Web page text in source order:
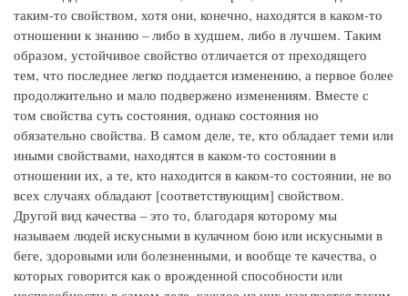
таким-то свойством, хотя они, конечно, находятся в каком-то
отношении к знанию – либо в худшем, либо в лучшем. Таким
образом, устойчивое свойство отличается от преходящего
тем, что последнее легко поддается изменению, а первое более
продолжительно и мало подвержено изменениям. Вместе с
том свойства суть состояния, однако состояния но
обязательно свойства. В самом деле, те, кто обладает теми или
иными свойствами, находятся в каком-то состоянии в
отношении их, а те, кто находится в каком-то состоянии, не во
всех случаях обладают [соответствующим] свойством.
Другой вид качества – это то, благодаря которому мы
называем людей искусными в кулачном бою или искусными в
беге, здоровыми или болезненными, и вообще те качества, о
которых говорится как о врожденной способности или